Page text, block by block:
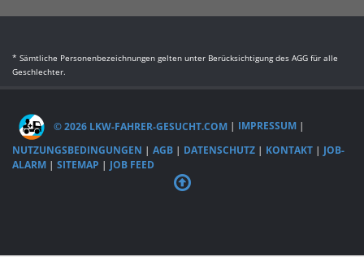
* Sämtliche Personenbezeichnungen gelten unter Berücksichtigung des AGG für alle
Geschlechter.
© 2026 LKW-FAHRER-GESUCHT.COM | IMPRESSUM |
NUTZUNGSBEDINGUNGEN | AGB | DATENSCHUTZ | KONTAKT | JOB-
ALARM | SITEMAP | JOB FEED